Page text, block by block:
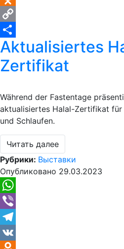
Odnoklassniki
Copy
Link
Отправить
Aktualisiertes
Zertifikat
Während der Fastentage
aktualisiertes Halal-Zertifikat
und Schlaufen.
Читать далее
Рубрики: Выставки
Опубликовано 29.03.2023
WhatsApp
Viber
Telegram